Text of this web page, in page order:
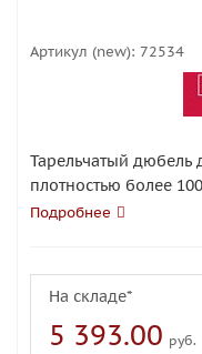
Артикул (new): 72534
Тарельчатый дюбель
плотностью более
Подробнее
На складе*
5 393.00 руб.